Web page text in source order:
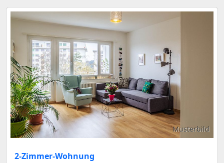
Musterbild
2-Zimmer-Wohnung